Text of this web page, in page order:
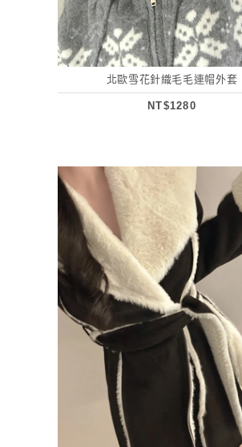
北歐雪花針織毛毛連帽外套
NT$1280